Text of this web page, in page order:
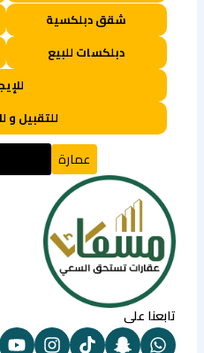
شقق دبلكسية
دبلكسات للبيع
للتقبيل و
عمارة
تابعنا على